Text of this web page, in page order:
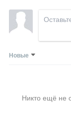
Новые
Никто ещё не